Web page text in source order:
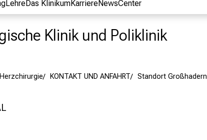
LehreDas KlinikumKarriereNewsCenter
Klinik und Poliklinik
Herzchirurgie KONTAKT UND ANFAHRT Standort Großhadern